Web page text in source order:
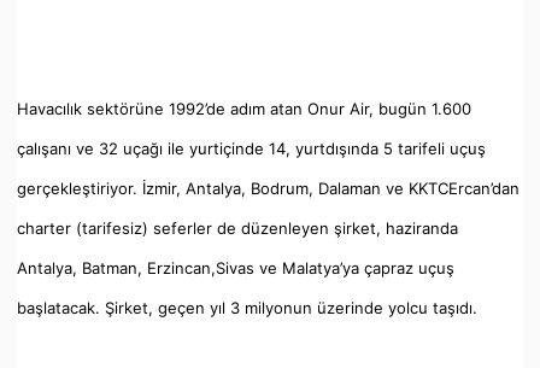
Havacılık sektörüne 1992’de adım atan Onur Air, bugün 1.600
çalışanı ve 32 uçağı ile yurtiçinde 14, yurtdışında 5 tarifeli uçuş
gerçekleştiriyor. İzmir, Antalya, Bodrum, Dalaman ve KKTCErcan’dan
charter (tarifesiz) seferler de düzenleyen şirket, haziranda
Antalya, Batman, Erzincan,Sivas ve Malatya’ya çapraz uçuş
başlatacak. Şirket, geçen yıl 3 milyonun üzerinde yolcu taşıdı.